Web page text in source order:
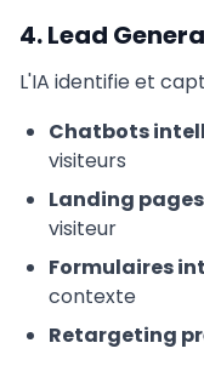
4. Lead
L'IA identifie et
Chatbots
visiteurs
Landing
visiteur
Formulaires
contexte
Retargeting